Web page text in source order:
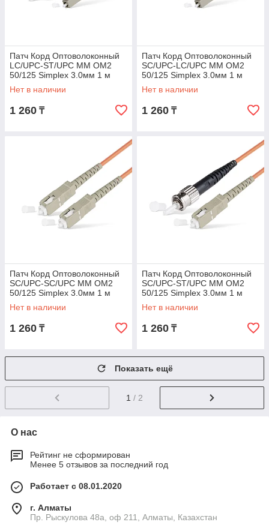
Патч Корд Оптоволоконный
LC/UPC-ST/UPC MM OM2
50/125 Simplex 3.0мм 1 м
Нет в наличии
1 260 ₸
Патч Корд Оптоволоконный
SC/UPC-LC/UPC MM OM2
50/125 Simplex 3.0мм 1 м
Нет в наличии
1 260 ₸
Патч Корд Оптоволоконный
SC/UPC-SC/UPC MM OM2
50/125 Simplex 3.0мм 1 м
Нет в наличии
1 260 ₸
Патч Корд Оптоволоконный
SC/UPC-ST/UPC MM OM2
50/125 Simplex 3.0мм 1 м
Нет в наличии
1 260 ₸
Показать ещё
1 / 2
О нас
Рейтинг не сформирован
Менее 5 отзывов за последний год
Работает с 08.01.2020
г. Алматы
Пр. Рыскулова 48а, оф 211, Алматы, Казахстан